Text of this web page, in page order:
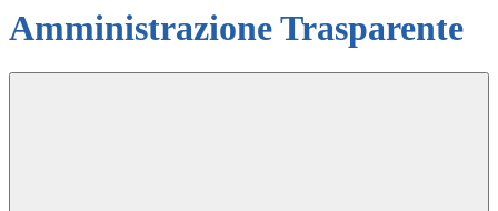
Amministrazione Trasparente